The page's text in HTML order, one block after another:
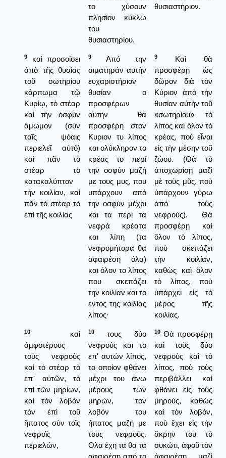
το χύσουν
πλησίον κύκλω
του
θυσιαστηρίου.
θυσιαστήριον.
9
καὶ προσοίσει
ἀπὸ τῆς θυσίας
τοῦ σωτηρίου
κάρπωμα τῷ
Κυρίῳ, τὸ στέαρ
καὶ τὴν ὀσφὺν
ἄμωμον (σὺν
ταῖς ψόαις
περιελεῖ αὐτό)
καὶ πᾶν τὸ
στέαρ τὸ
κατακαλύπτον
τὴν κοιλίαν, καὶ
πᾶν τὸ στέαρ τὸ
ἐπὶ τῆς κοιλίας
9
Από την
αιματηράν αυτήν
ευχαριστήριον
θυσίαν ο
προσφέρων
αυτήν θα
προσφέρη στον
Κυριον τυ λίπος
και ολύκληρον το
κρέας το περί
την οσφύν μαζή
με τους μυς, που
υπάρχουν από
την οσφύν μέχρι
και τα περί τα
νεφρά κρέατα
και λίπη (τα
νεφρομήτορα θα
αφαιρέση όλα)
και όλον το λίπος
που σκεπάζει
την κοιλίαν και το
εντός της κοιλίας
λίπος·
9
Καὶ θὰ
προσφέρῃ ὡς
δῶρον διὰ τὸν
Κύριον ἀπὸ τὴν
θυσίαν αὐτὴν τοῦ
«σωτηρίου» τὸ
λίπος καὶ ὅλον τὸ
κρέας, ποὺ εἶναι
εἰς τὴν μέσην τοῦ
ζώου. (Θὰ τὸ
ἀποχωρίσῃ μαζὶ
μὲ τοὺς μῦς, ποὺ
ὑπάρχουν γύρω
ἀπὸ τοὺς
νεφρούς). Θὰ
προσφέρῃ καὶ
ὅλον τὸ λίπος,
ποὺ σκεπάζει
τὴν κοιλίαν,
καθὼς καὶ ὅλον
τὸ λίπος, ποὺ
ὑπάρχει εἰς τὸ
μέρος τῆς
κοιλίας.
10
καὶ
ἀμφοτέρους
τοὺς νεφροὺς
καὶ τὸ στέαρ τὸ
ἐπ᾿ αὐτῶν, τὸ
ἐπὶ τῶν μηρίων,
καὶ τὸν λοβὸν
τὸν ἐπὶ τοῦ
ἥπατος σὺν τοῖς
νεφροῖς
περιελών,
10
τους δύο
νεφρούς και το
επ' αυτών λίπος,
το οποίον φθάνει
μέχρι του άνω
μέρους των
μηρών, τον
λοβόν του
ήπατος μαζή με
τους νεφρούς.
Ολα έχη τα θα τα
αφαιρέση από το
10 Θὰ προσφέρῃ
καὶ τοὺς δύο
νεφροὺς καὶ τὸ
λίπος, ποὺ τοὺς
περιβάλλει καὶ
φθάνει εἰς τοὺς
μηρούς, καθὼς
καὶ τὸν λοβόν,
ποὺ ἔχει εἰς τὴν
ἄκρην του τὸ
συκώτι, ἀφοῦ τὸν
ἀφαιρέσῃ μαζὶ